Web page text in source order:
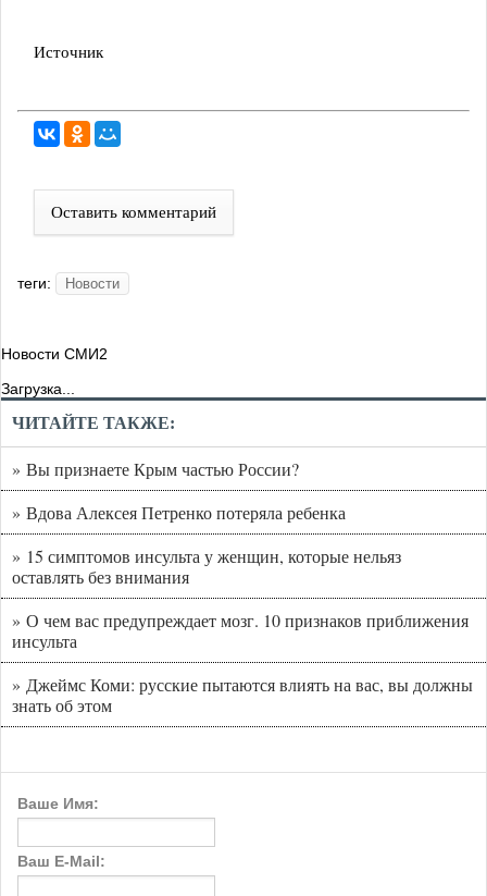
Источник
Оставить комментарий
теги: Новости
Новости СМИ2
Загрузка...
ЧИТАЙТЕ ТАКЖЕ:
» Вы признаете Крым частью России?
» Вдова Алексея Петренко потеряла ребенка
» 15 симптомов инсульта у женщин, которые нельяз
оставлять без внимания
» О чем вас предупреждает мозг. 10 признаков приближения
инсульта
» Джеймс Коми: русские пытаются влиять на вас, вы должны
знать об этом
Ваше Имя:
Ваш E-Mail: